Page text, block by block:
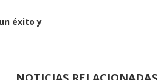
éxito y